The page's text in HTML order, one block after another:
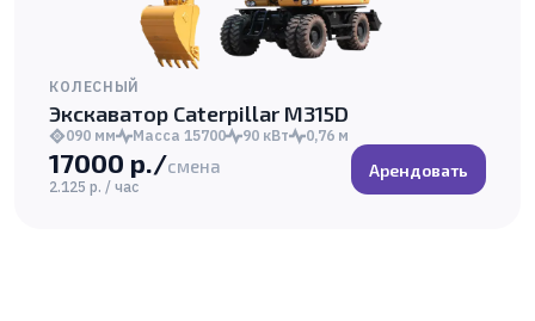
КОЛЕСНЫЙ
Экскаватор Caterpillar M315D
090 мм Масса 15700 90 кВт 0,76 м
17000 р./смена
2.125 р. / час
Арендовать